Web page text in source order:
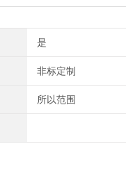
是
非标定制
所以范围